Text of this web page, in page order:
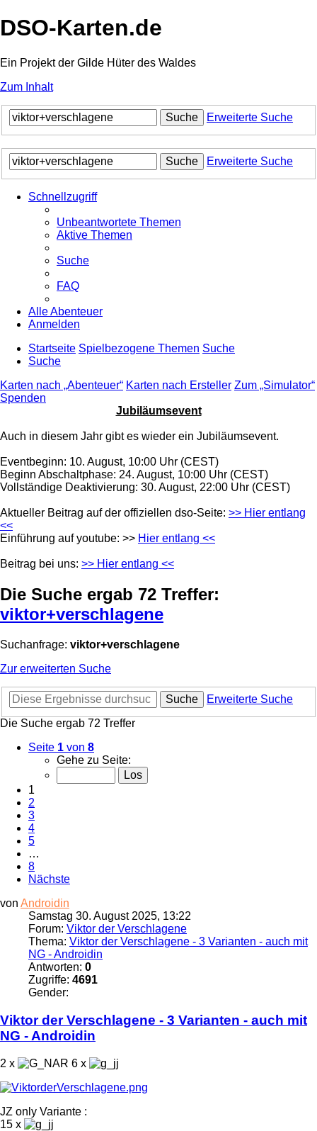
DSO-Karten.de
Ein Projekt der Gilde Hüter des Waldes
Zum Inhalt
Suche Erweiterte Suche
Suche Erweiterte Suche
Schnellzugriff
Unbeantwortete Themen
Aktive Themen
Suche
FAQ
Alle Abenteuer
Anmelden
Startseite Spielbezogene Themen Suche
Suche
Karten nach „Abenteuer“ Karten nach Ersteller Zum „Simulator“
Spenden
Jubiläumsevent
Auch in diesem Jahr gibt es wieder ein Jubiläumsevent.
Eventbeginn: 10. August, 10:00 Uhr (CEST)
Beginn Abschaltphase: 24. August, 10:00 Uhr (CEST)
Vollständige Deaktivierung: 30. August, 22:00 Uhr (CEST)
Aktueller Beitrag auf der offiziellen dso-Seite: >> Hier entlang
<<
Einführung auf youtube: >> Hier entlang <<
Beitrag bei uns: >> Hier entlang <<
Die Suche ergab 72 Treffer:
viktor+verschlagene
Suchanfrage: viktor+verschlagene
Zur erweiterten Suche
Suche
Erweiterte Suche
Die Suche ergab 72 Treffer
Seite 1 von 8
Gehe zu Seite:
1
2
3
4
5
…
8
Nächste
von Androidin
Samstag 30. August 2025, 13:22
Forum: Viktor der Verschlagene
Thema: Viktor der Verschlagene - 3 Varianten - auch mit
NG - Androidin
Antworten: 0
Zugriffe: 4691
Gender:
ViktorderVerschlagene - 3 Varianten - auch mit
NG - Androidin
2 x 6 x
JZ only Variante :
15 x